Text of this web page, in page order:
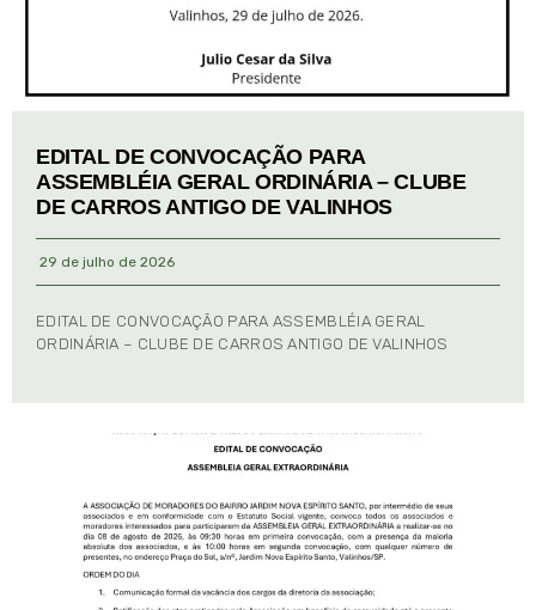
EDITAL DE CONVOCAÇÃO PARA
ASSEMBLÉIA GERAL ORDINÁRIA – CLUBE
DE CARROS ANTIGO DE VALINHOS
29 de julho de 2026
EDITAL DE CONVOCAÇÃO PARA ASSEMBLÉIA GERAL
ORDINÁRIA – CLUBE DE CARROS ANTIGO DE VALINHOS